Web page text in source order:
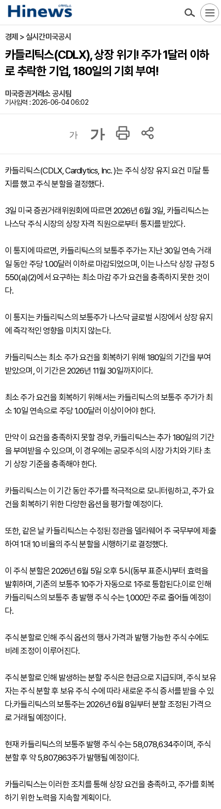
경제 > 실시간미국공시
카들리틱스(CDLX), 상장 위기! 주가 1달러 이하
로 추락한 기업, 180일의 기회 부여!
미국증권거래소 공시팀
기사입력 : 2026-06-04 06:02
가 가
카들리틱스(CDLX, Cardlytics, Inc. )는 주식 상장 유지 요건 미달 통
지를 했고 주식 분할을 결정했다.
3일 미국 증권거래위원회에 따르면 2026년 6월 3일, 카들리틱스는
나스닥 주식 시장의 상장 자격 직원으로부터 통지를 받았다.
이 통지에 따르면, 카들리틱스의 보통주 주가는 지난 30일 연속 거래
일 동안 주당 1.00달러 이하로 마감되었으며, 이는 나스닥 상장 규정 5
550(a)(2)에서 요구하는 최소 마감 주가 요건을 충족하지 못한 것이
다.
이 통지는 카들리틱스의 보통주가 나스닥 글로벌 시장에서 상장 유지
에 즉각적인 영향을 미치지 않는다.
카들리틱스는 최소 주가 요건을 회복하기 위해 180일의 기간을 부여
받았으며, 이 기간은 2026년 11월 30일까지이다.
최소 주가 요건을 회복하기 위해서는 카들리틱스의 보통주 주가가 최
소 10일 연속으로 주당 1.00달러 이상이어야 한다.
만약 이 요건을 충족하지 못할 경우, 카들리틱스는 추가 180일의 기간
을 부여받을 수 있으며, 이 경우에는 공모주식의 시장 가치와 기타 초
기 상장 기준을 충족해야 한다.
카들리틱스는 이 기간 동안 주가를 적극적으로 모니터링하고, 주가 요
건을 회복하기 위한 다양한 옵션을 평가할 예정이다.
또한, 같은 날 카들리틱스는 수정된 정관을 델라웨어 주 국무부에 제출
하여 1대 10 비율의 주식 분할을 시행하기로 결정했다.
이 주식 분할은 2026년 6월 5일 오후 5시(동부 표준시)부터 효력을
발휘하며, 기존의 보통주 10주가 자동으로 1주로 통합된다.이로 인해
카들리틱스의 보통주 총 발행 주식 수는 1,000만 주로 줄어들 예정이
다.
주식 분할로 인해 주식 옵션의 행사 가격과 발행 가능한 주식 수에도
비례 조정이 이루어진다.
주식 분할로 인해 발생하는 분할 주식은 현금으로 지급되며, 주식 보유
자는 주식 분할 후 보유 주식 수에 따라 새로운 주식 증서를 받을 수 있
다.카들리틱스의 보통주는 2026년 6월 8일부터 분할 조정된 가격으
로 거래될 예정이다.
현재 카들리틱스의 보통주 발행 주식 수는 58,078,634주이며, 주식
분할 후 약 5,807,863주가 발행될 예정이다.
카들리틱스는 이러한 조치를 통해 상장 요건을 충족하고, 주가를 회복
하기 위한 노력을 지속할 계획이다.